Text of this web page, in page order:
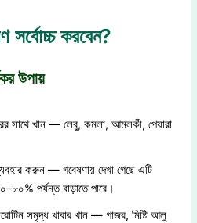
সর্বোচ্চ করবেন?
উপায়
সাথে খান — লেবু, কমলা, আমলকী, পেয়ারা
করুন — গবেষণায় দেখা গেছে এটি
পর্যন্ত বাড়াতে পারে।
সমৃদ্ধ খাবার খান — গাজর, মিষ্টি আলু